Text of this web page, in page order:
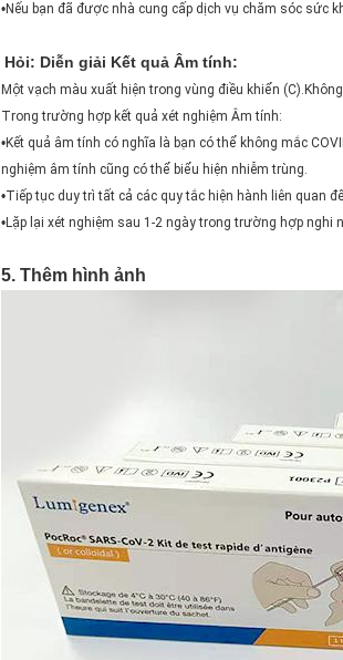
•Nếu bạn đã được nhà cung cấp dịch vụ chăm sóc sức
Hỏi: Diễn giải Kết quả Âm tính:
Một vạch màu xuất hiện trong vùng điều khiển
Trong trường hợp kết quả xét nghiệm Âm tính:
•Kết quả âm tính có nghĩa là bạn có thể không mắc
nghiệm âm tính cũng có thể biểu hiện nhiễm trùng.
•Tiếp tục duy trì tất cả các quy tắc hiện hành liên quan
•Lặp lại xét nghiệm sau 1-2 ngày trong trường hợp
5. Thêm hình ảnh